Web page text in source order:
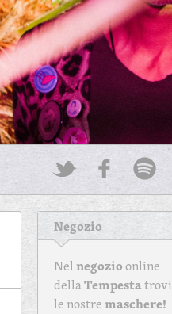
Negozio
Nelnegozioonline
dellaTempestatrovi
le nostremaschere!